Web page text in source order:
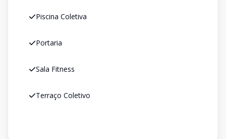
Piscina Coletiva
Portaria
Sala Fitness
Terraço Coletivo